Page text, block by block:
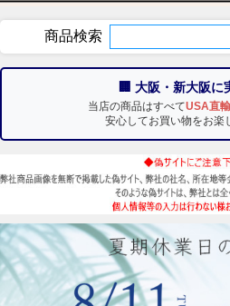
商品検索
🏢 大阪・新大阪に
当店の商品はすべてUSA直
安心してお買い物をお楽